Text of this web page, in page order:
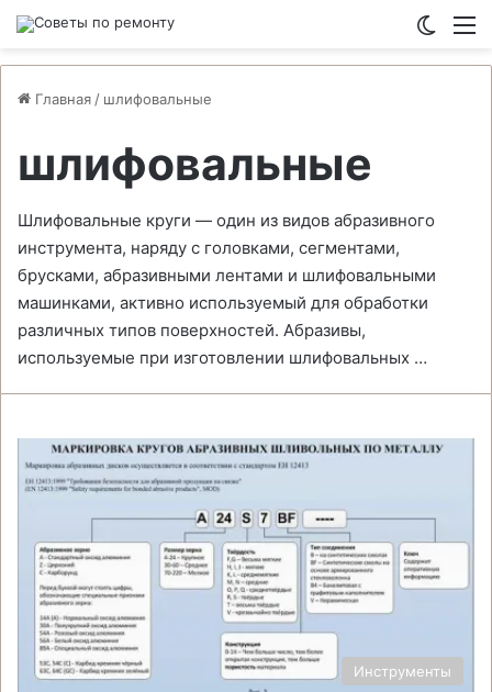
Главная / шлифовальные
шлифовальные
Шлифовальные круги — один из видов абразивного
инструмента, наряду с головками, сегментами,
брусками, абразивными лентами и шлифовальными
машинками, активно используемый для обработки
различных типов поверхностей. Абразивы,
используемые при изготовлении шлифовальных …
Инструменты